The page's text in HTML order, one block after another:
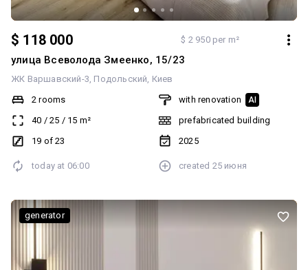
$ 118 000 $ 2 950 per m²
улица Всеволода Змеенко, 15/23
ЖК Варшавский-3 Подольский Киев
2 rooms
40 / 25 / 15 m²
19 of 23
with renovation AI
prefabricated building
2025
today at 06:00 created 25 июня
generator